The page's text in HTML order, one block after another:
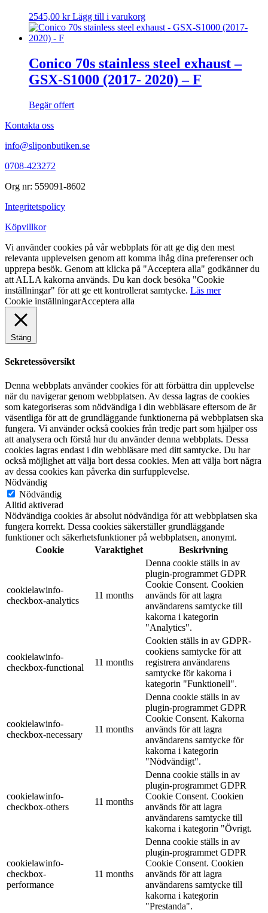
2545,00 kr Lägg till i varukorg
Conico 70s stainless steel exhaust –
GSX-S1000 (2017- 2020) – F
Begär offert
Kontakta oss
info@sliponbutiken.se
0708-423272
Org nr: 559091-8602
Integritetspolicy
Köpvillkor
Vi använder cookies på vår webbplats för att ge dig den mest
relevanta upplevelsen genom att komma ihåg dina preferenser och
upprepa besök. Genom att klicka på "Acceptera alla" godkänner du
att ALLA kakorna används. Du kan dock besöka "Cookie
inställningar" för att ge ett kontrollerat samtycke. Läs mer
Cookie inställningarAcceptera alla
Stäng
Sekretessöversikt
Denna webbplats använder cookies för att förbättra din upplevelse
när du navigerar genom webbplatsen. Av dessa lagras de cookies
som kategoriseras som nödvändiga i din webbläsare eftersom de är
väsentliga för att de grundläggande funktionerna på webbplatsen ska
fungera. Vi använder också cookies från tredje part som hjälper oss
att analysera och förstå hur du använder denna webbplats. Dessa
cookies lagras endast i din webbläsare med ditt samtycke. Du har
också möjlighet att välja bort dessa cookies. Men att välja bort några
av dessa cookies kan påverka din surfupplevelse.
Nödvändig
Nödvändig
Alltid aktiverad
Nödvändiga cookies är absolut nödvändiga för att webbplatsen ska
fungera korrekt. Dessa cookies säkerställer grundläggande
funktioner och säkerhetsfunktioner på webbplatsen, anonymt.
Cookie
Varaktighet Beskrivning
cookielawinfo-
checkbox-analytics
11 months
Denna cookie ställs in av
plugin-programmet GDPR
Cookie Consent. Cookien
används för att lagra
användarens samtycke till
kakorna i kategorin
"Analytics".
cookielawinfo-
checkbox-functional
11 months
Cookien ställs in av GDPR-
cookiens samtycke för att
registrera användarens
samtycke för kakorna i
kategorin "Funktionell".
cookielawinfo-
checkbox-necessary
11 months
Denna cookie ställs in av
plugin-programmet GDPR
Cookie Consent. Kakorna
används för att lagra
användarens samtycke för
kakorna i kategorin
"Nödvändigt".
cookielawinfo-
checkbox-others
11 months
Denna cookie ställs in av
plugin-programmet GDPR
Cookie Consent. Cookien
används för att lagra
användarens samtycke till
kakorna i kategorin "Övrigt.
cookielawinfo-
checkbox-
performance
11 months
Denna cookie ställs in av
plugin-programmet GDPR
Cookie Consent. Cookien
används för att lagra
användarens samtycke till
kakorna i kategorin
"Prestanda".